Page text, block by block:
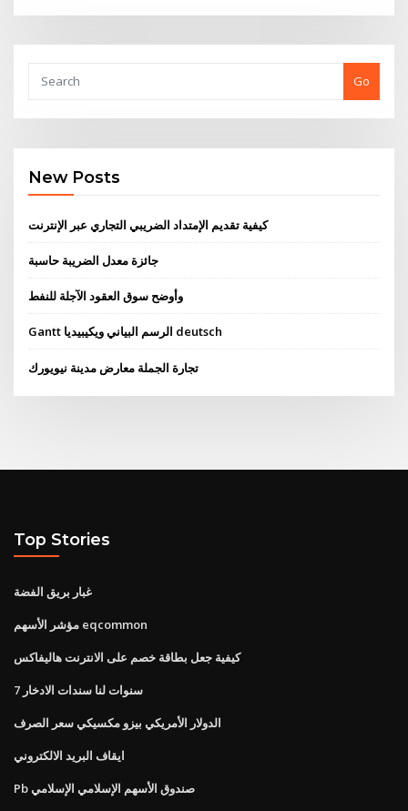
Go
New Posts
كيفية تقديم الإمتداد الضريبي التجاري عبر الإنترنت
جائزة معدل الضريبة حاسبة
وأوضح سوق العقود الآجلة للنفط
Gantt الرسم البياني ويكيبيديا deutsch
تجارة الجملة معارض مدينة نيويورك
Top Stories
غبار بريق الفضة
مؤشر الأسهم eqcommon
كيفية جعل بطاقة خصم على الانترنت هاليفاكس
7 سنوات لنا سندات الادخار
الدولار الأمريكي بيزو مكسيكي سعر الصرف
ايقاف البريد الالكتروني
Pb صندوق الأسهم الإسلامي الإسلامي